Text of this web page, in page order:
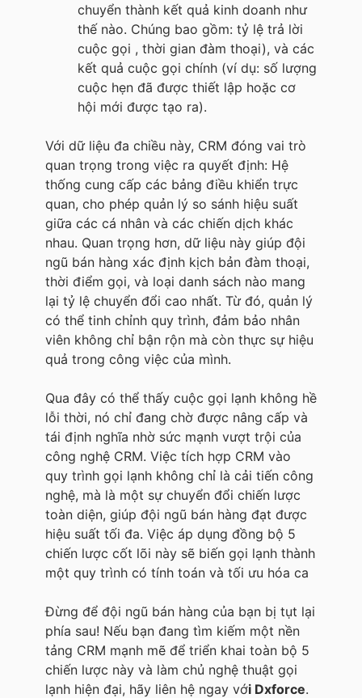
chuyển thành kết quả kinh doanh như
thế nào. Chúng bao gồm: tỷ lệ trả lời
cuộc gọi , thời gian đàm thoại), và các
kết quả cuộc gọi chính (ví dụ: số lượng
cuộc hẹn đã được thiết lập hoặc cơ
hội mới được tạo ra).
Với dữ liệu đa chiều này, CRM đóng vai trò
quan trọng trong việc ra quyết định: Hệ
thống cung cấp các bảng điều khiển trực
quan, cho phép quản lý so sánh hiệu suất
giữa các cá nhân và các chiến dịch khác
nhau. Quan trọng hơn, dữ liệu này giúp đội
ngũ bán hàng xác định kịch bản đàm thoại,
thời điểm gọi, và loại danh sách nào mang
lại tỷ lệ chuyển đổi cao nhất. Từ đó, quản lý
có thể tinh chỉnh quy trình, đảm bảo nhân
viên không chỉ bận rộn mà còn thực sự hiệu
quả trong công việc của mình.
Qua đây có thể thấy cuộc gọi lạnh không hề
lỗi thời, nó chỉ đang chờ được nâng cấp và
tái định nghĩa nhờ sức mạnh vượt trội của
công nghệ CRM. Việc tích hợp CRM vào
quy trình gọi lạnh không chỉ là cải tiến công
nghệ, mà là một sự chuyển đổi chiến lược
toàn diện, giúp đội ngũ bán hàng đạt được
hiệu suất tối đa. Việc áp dụng đồng bộ 5
chiến lược cốt lõi này sẽ biến gọi lạnh thành
một quy trình có tính toán và tối ưu hóa ca
Đừng để đội ngũ bán hàng của bạn bị tụt lại
phía sau! Nếu bạn đang tìm kiếm một nền
tảng CRM mạnh mẽ để triển khai toàn bộ 5
chiến lược này và làm chủ nghệ thuật gọi
lạnh hiện đại, hãy liên hệ ngay với Dxforce.